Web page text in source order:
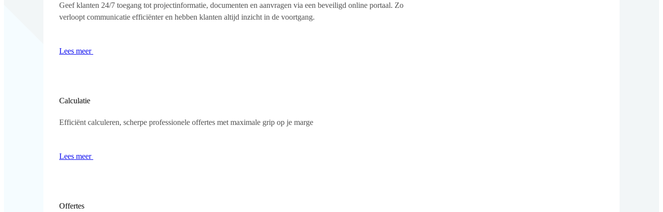
Geef klanten 24/7 toegang tot projectinformatie, documenten en aanvragen via een beveiligd online portaal. Zo
verloopt communicatie efficiënter en hebben klanten altijd inzicht in de voortgang.
Lees meer
Calculatie
Efficiënt calculeren, scherpe professionele offertes met maximale grip op je marge
Lees meer
Offertes